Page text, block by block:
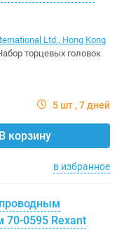
Ltd., Hong Kong
торцевых головок
5 шт 7 дней
В корзину
в избранное
0595 Rexant